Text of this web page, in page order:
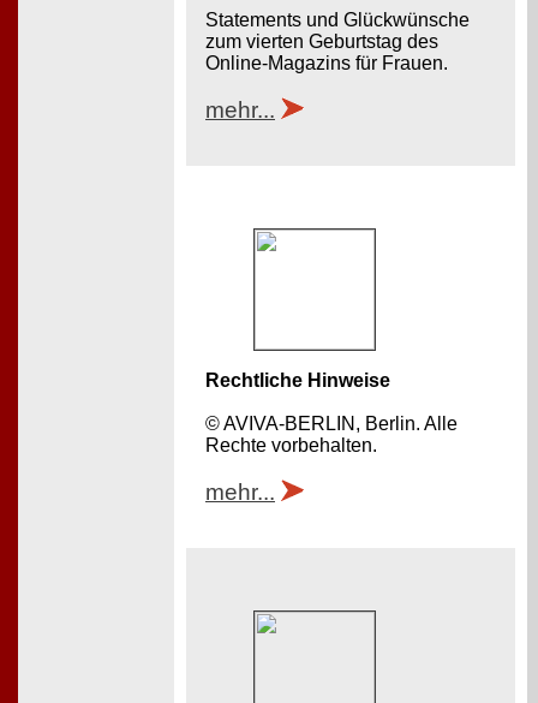
Statements und Glückwünsche
zum vierten Geburtstag des
Online-Magazins für Frauen.
mehr...
Rechtliche Hinweise
© AVIVA-BERLIN, Berlin. Alle
Rechte vorbehalten.
mehr...